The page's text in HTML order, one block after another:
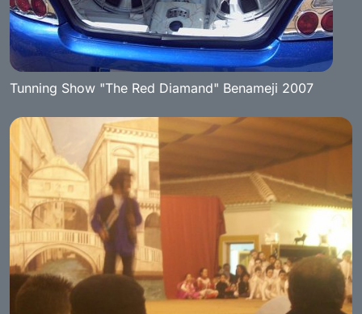
Tunning Show "The Red Diamand" Benameji 2007